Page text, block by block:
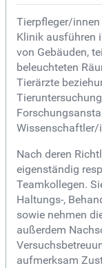
Tierpfleger/
Klinik ausführen
von Gebäuden,
beleuchteten
Tierärzte
Wissenschaftler/
Nach deren
eigenständig
Teamkollegen.
Haltungs-,
sowie nehmen
außerdem
aufmerksam